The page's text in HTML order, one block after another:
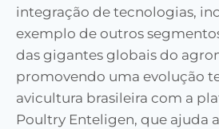
integração de tecnologias,
exemplo de outros
das gigantes globais do
promovendo uma evolução
avicultura brasileira com a
Poultry Enteligen, que ajuda